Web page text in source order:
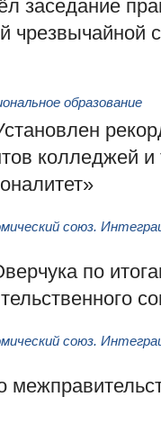
заседание
чрезвычайной
образование
колледжей и
союз.
по
союз.